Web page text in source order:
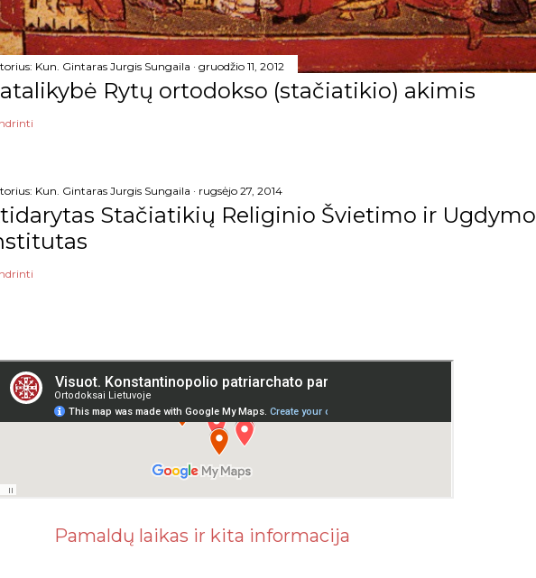
Kun. Gintaras Jurgis Sungaila gruodžio 11, 2012
Rytų ortodokso (stačiatikio) akimis
Kun. Gintaras Jurgis Sungaila rugsėjo 27, 2014
Stačiatikių Religinio Švietimo ir Ugdymo
Pamaldų laikas ir kita informacija